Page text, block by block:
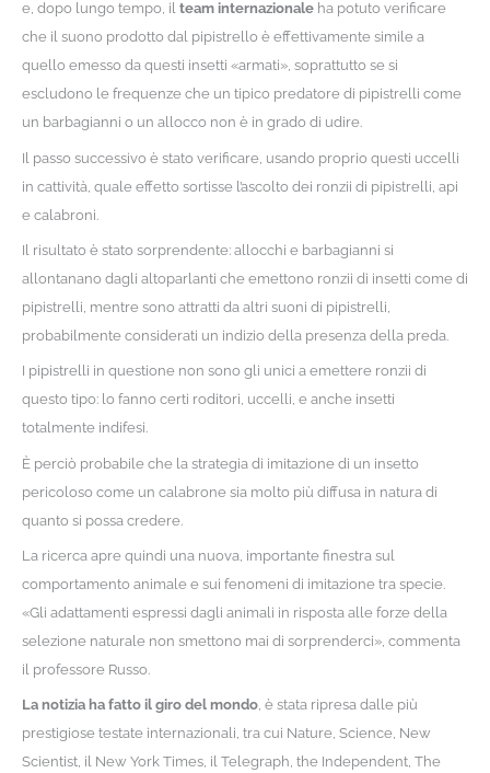
e, dopo lungo tempo, ilteam internazionale ha potuto verificare
che il suono prodotto dal pipistrello è effettivamente simile a
quello emesso da questi insetti «armati», soprattutto se si
escludono le frequenze che un tipico predatore di pipistrelli come
un barbagianni o un allocco non è in grado di udire.
Il passo successivo è stato verificare, usando proprio questi uccelli
in cattività, quale effetto sortisse l’ascolto dei ronzii di pipistrelli, api
e calabroni.
Il risultato è stato sorprendente: allocchi e barbagianni si
allontanano dagli altoparlanti che emettono ronzii di insetti come di
pipistrelli, mentre sono attratti da altri suoni di pipistrelli,
probabilmente considerati un indizio della presenza della preda.
I pipistrelli in questione non sono gli unici a emettere ronzii di
questo tipo: lo fanno certi roditori, uccelli, e anche insetti
totalmente indifesi.
È perciò probabile che la strategia di imitazione di un insetto
pericoloso come un calabrone sia molto più diffusa in natura di
quanto si possa credere.
La ricerca apre quindi una nuova, importante finestra sul
comportamento animale e sui fenomeni di imitazione tra specie.
«Gli adattamenti espressi dagli animali in risposta alle forze della
selezione naturale non smettono mai di sorprenderci», commenta
il professore Russo.
La notizia ha fatto il giro del mondo, è stata ripresa dalle più
prestigiose testate internazionali, tra cui Nature, Science, New
Scientist, il New York Times, il Telegraph, the Independent, The